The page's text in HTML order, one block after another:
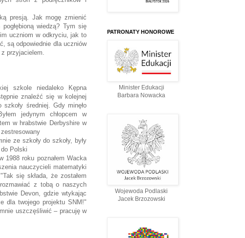
presją. Jak mogę zmienić
wiedzą? Tym się
uczniom w odkryciu, jak to
są odpowiednie dla uczniów
przyjacielem.
szkole niedaleko Kępna
znaleźć się w kolejnej
średniej. Gdy minęło
jedynym chłopcem w
w hrabstwie Derbyshire w
zestresowany
ze szkoły do szkoły, były
Polski
1988 roku poznałem Wacka
nauczycieli matematyki
się składa, że zostałem
z tobą o naszych
Devon, gdzie wtykając
dla twojego projektu SNM!"
uszczęśliwić – pracuję w
PATRONATY HONOROWE
Minister Edukacji
Barbara Nowacka
Wojewoda Podlaski
Jacek Brzozowski